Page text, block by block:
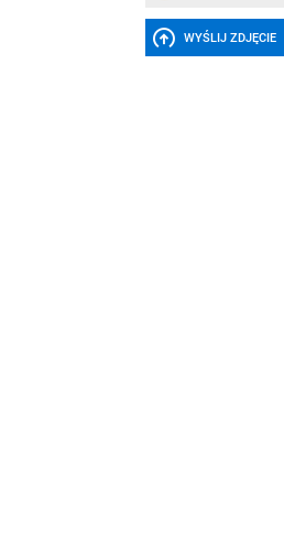
WYŚLIJ ZDJĘCIE